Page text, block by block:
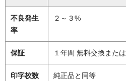
不良発生
率
２～３%
保証 １年間 無料交換また
印字枚数 純正品と同等